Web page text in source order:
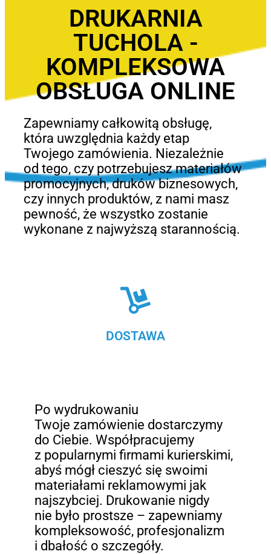
DRUKARNIA
TUCHOLA -
KOMPLEKSOWA
OBSŁUGA ONLINE
Zapewniamy całkowitą obsługę,
która uwzględnia każdy etap
Twojego zamówienia. Niezależnie
od tego, czy potrzebujesz materiałów
promocyjnych, druków biznesowych,
czy innych produktów, z nami masz
pewność, że wszystko zostanie
wykonane z najwyższą starannością.
DOSTAWA
Po wydrukowaniu
Twoje zamówienie dostarczymy
do Ciebie. Współpracujemy
z popularnymi firmami kurierskimi,
abyś mógł cieszyć się swoimi
materiałami reklamowymi jak
najszybciej. Drukowanie nigdy
nie było prostsze – zapewniamy
kompleksowość, profesjonalizm
i dbałość o szczegóły.